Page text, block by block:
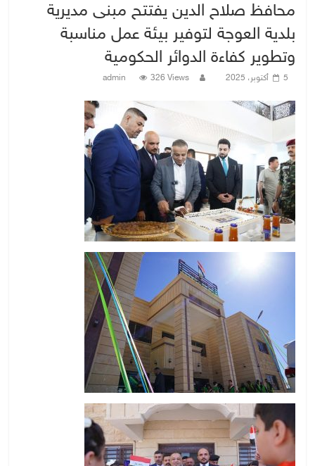
محافظ صلاح الدين يفتتح مبنى مديرية
بلدية العوجة لتوفير بيئة عمل مناسبة
وتطوير كفاءة الدوائر الحكومية
5 أكتوبر، 2025 admin 326 Views